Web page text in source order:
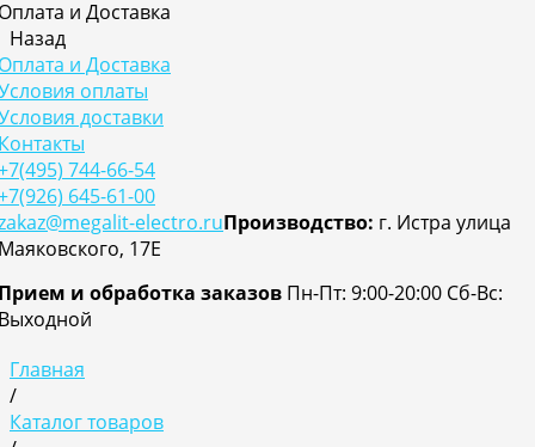
и Доставка
Назад
и Доставка
оплаты
доставки
744-66-54
645-61-00
electro.ruПроизводство: г. Истра улица
17Е
и обработка заказов Пн-Пт: 9:00-20:00 Cб-Вс:
Главная
/
Каталог товаров